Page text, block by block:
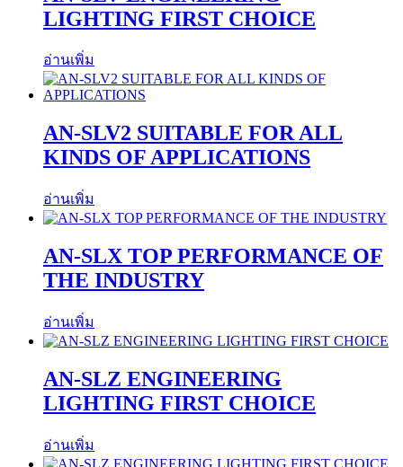
LIGHTING FIRST CHOICE
อ่านเพิ่ม
AN-SLV2 SUITABLE FOR ALL
KINDS OF APPLICATIONS
อ่านเพิ่ม
AN-SLX TOP PERFORMANCE OF
THE INDUSTRY
อ่านเพิ่ม
AN-SLZ ENGINEERING
LIGHTING FIRST CHOICE
อ่านเพิ่ม